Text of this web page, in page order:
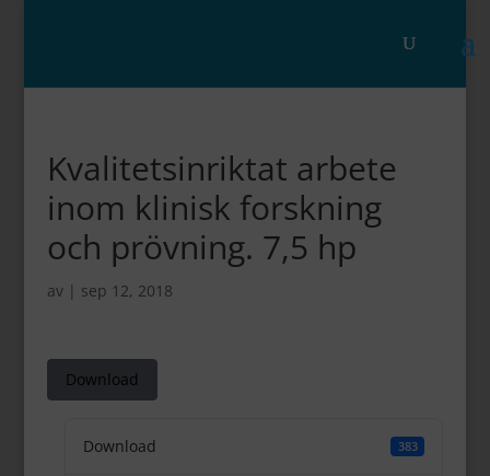
Kvalitetsinriktat arbete
inom klinisk forskning
och prövning. 7,5 hp
av | sep 12, 2018
Download
Download 383